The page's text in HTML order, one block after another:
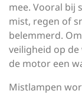
mee. Vooral bij
mist, regen of
belemmerd.
veiligheid op
de motor een
Mistlampen